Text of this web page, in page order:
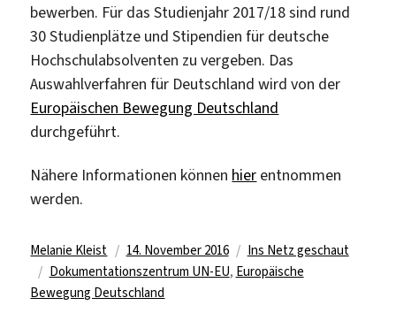
bewerben. Für das Studienjahr 2017/18 sind rund
30 Studienplätze und Stipendien für deutsche
Hochschulabsolventen zu vergeben. Das
Auswahlverfahren für Deutschland wird von der
Europäischen Bewegung Deutschland
durchgeführt.
Nähere Informationen können hier entnommen
werden.
Autor
Melanie Kleist
Veröffentlicht
am
14. November 2016 Kategorien
Ins Netz geschaut
Schlagwörter
Dokumentationszentrum UN-EU, Europäische
Bewegung Deutschland